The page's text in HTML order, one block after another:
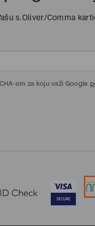
s.Oliver/Comma
om za koju važi Google